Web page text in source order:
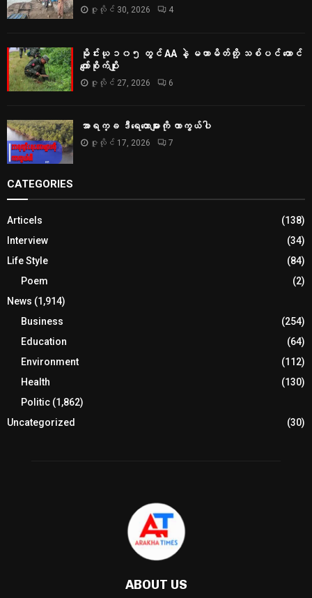
ဇူလိုင် 30, 2026 4
မိုင်းယု ၁၀၅ တွင် AA နဲ့ မဟာမိတ်တို့ သစ်ပင် ထောင်
ကျော်စိုက်ပျိုး
ဇူလိုင် 27, 2026 6
အာရက္ခ ဒီရေတောများကို ကာကွယ်ပါ
ဇူလိုင် 17, 2026 7
CATEGORIES
Articels
(138)
Interview
(34)
Life Style
(84)
Poem
(2)
News (1,914)
Business
(254)
Education
(64)
Environment
(112)
Health
(130)
Politic (1,862)
Uncategorized
(30)
ABOUT US